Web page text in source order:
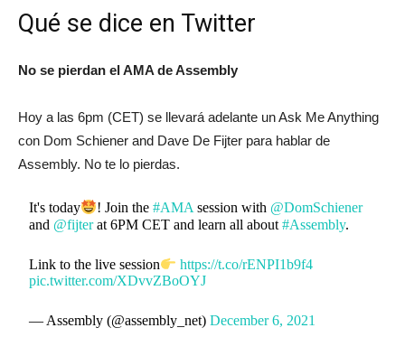
Qué se dice en Twitter
No se pierdan el AMA de Assembly
Hoy a las 6pm (CET) se llevará adelante un Ask Me Anything
con Dom Schiener and Dave De Fijter para hablar de
Assembly. No te lo pierdas.
It's today ! Join the#AMAsession with @DomSchiener
and @fijterat 6PM CET and learn all about#Assembly.
Link to the live session
https://t.co/rENPI1b9f4
pic.twitter.com/XDvvZBoOYJ
— Assembly (@assembly_net)December 6, 2021